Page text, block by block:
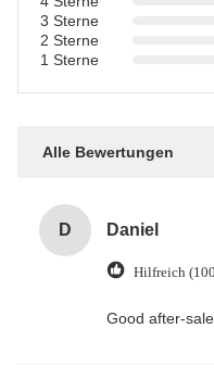
3 Sterne
2 Sterne
1 Sterne
Alle Bewertungen
D Daniel
Hilfreich
Good after-